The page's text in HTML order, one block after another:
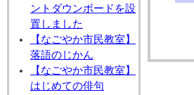
ントダウンボードを設
置しました
【なごやか市民教室】
落語のじかん
【なごやか市民教室】
はじめての俳句